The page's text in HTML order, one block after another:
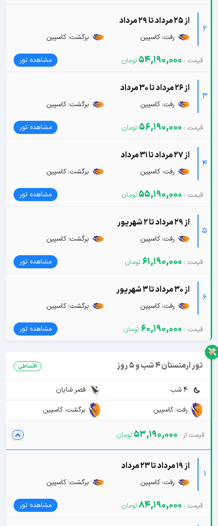
2
از 25 مرداد تا 29 مرداد
رفت: کاسپین برگشت: کاسپین
54,190,000 مشاهده تور
3
از 26 مرداد تا 30 مرداد
رفت: کاسپین برگشت: کاسپین
56,190,000 مشاهده تور
4
از 27 مرداد تا 31 مرداد
رفت: کاسپین برگشت: کاسپین
55,190,000 مشاهده تور
5
از 29 مرداد تا 2 شهریور
رفت: کاسپین برگشت: کاسپین
61,190,000 مشاهده تور
6
از 30 مرداد تا 3 شهریور
رفت: کاسپین برگشت: کاسپین
60,190,000 مشاهده تور
تور ارمنستان 4 شب و 5 روز اقساطی
4 شب
قصر شایان
رفت: کاسپین
برگشت: کاسپین
53,190,000
1
از 19 مرداد تا 23 مرداد
رفت: کاسپین برگشت: کاسپین
84,190,000 مشاهده تور